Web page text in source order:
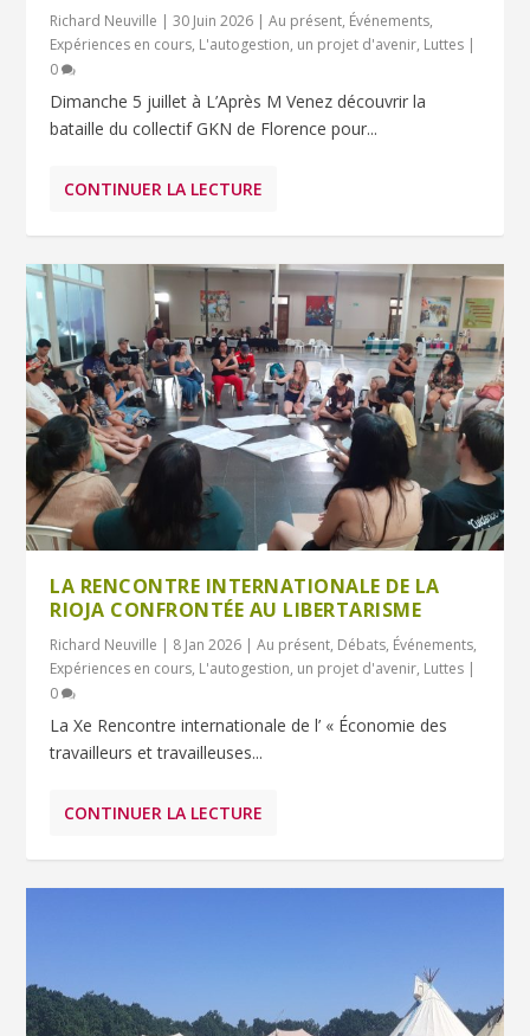
Richard Neuville |30 Juin 2026 |Au présent, Événements,
Expériences en cours, L'autogestion, un projet d'avenir, Luttes |
0
Dimanche 5 juillet à L’Après M Venez découvrir la
bataille du collectif GKN de Florence pour...
CONTINUER LA LECTURE
LA RENCONTRE INTERNATIONALE DE LA
RIOJA CONFRONTÉE AU LIBERTARISME
Richard Neuville | 8 Jan 2026 |Au présent, Débats, Événements,
Expériences en cours, L'autogestion, un projet d'avenir, Luttes |
0
La Xe Rencontre internationale de l’ « Économie des
travailleurs et travailleuses...
CONTINUER LA LECTURE